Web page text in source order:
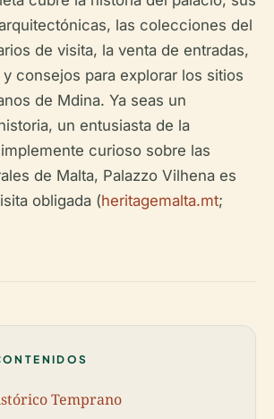
las colecciones del
de visita, la venta de entradas,
consejos para explorar los sitios
de Mdina. Ya seas un
un entusiasta de la
curioso sobre las
de Malta, Palazzo Vilhena es
obligada (heritagemalta.mt;
Temprano